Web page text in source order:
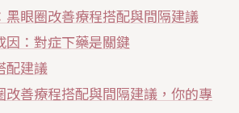
黑眼圈改善療程搭配與間隔建議
因：對症下藥是關鍵
配建議
改善療程搭配與間隔建議，你的專